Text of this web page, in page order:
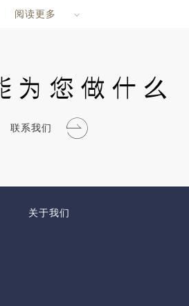
阅读更多
为您做什么
联系我们
关于我们